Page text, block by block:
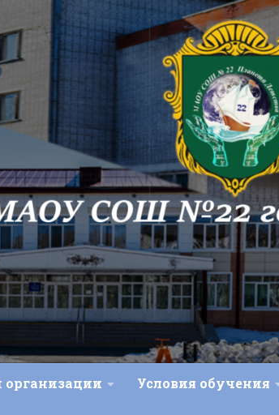
организации Условия обучения